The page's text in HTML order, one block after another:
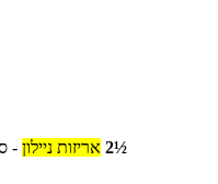
2½ אריזות ניילון -